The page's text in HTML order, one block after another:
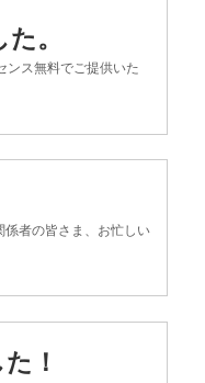
。
ンス無料でご提供いた
者の皆さま、お忙しい
！